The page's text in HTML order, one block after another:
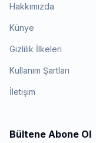
Hakkımızda
Künye
Gizlilik İlkeleri
Kullanım Şartları
İletişim
Bültene Abone Ol